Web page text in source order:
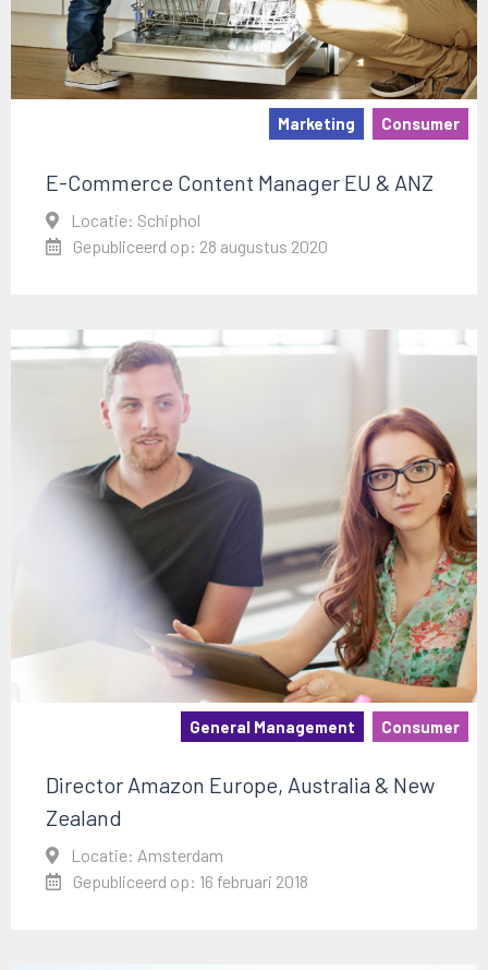
Marketing Consumer
E-Commerce Content Manager EU & ANZ
Locatie: Schiphol
Gepubliceerd op: 28 augustus 2020
General Management Consumer
Director Amazon Europe, Australia & New
Zealand
Locatie: Amsterdam
Gepubliceerd op: 16 februari 2018